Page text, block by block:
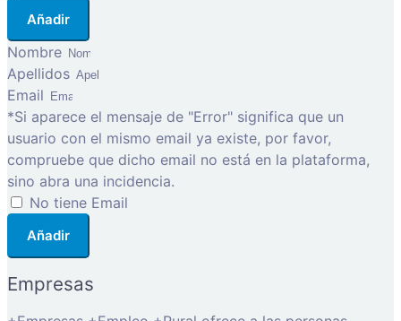
Añadir
Nombre
Apellidos
Email
*Si aparece el mensaje de "Error" significa que un
usuario con el mismo email ya existe, por favor,
compruebe que dicho email no está en la plataforma,
sino abra una incidencia.
No tiene Email
Añadir
Empresas